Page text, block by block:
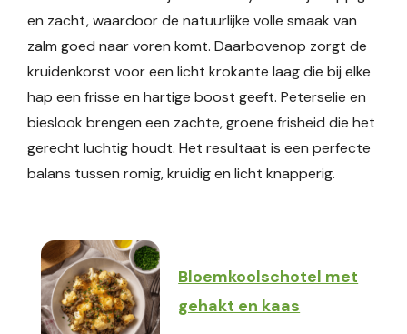
en zacht, waardoor de natuurlijke volle smaak van
zalm goed naar voren komt. Daarbovenop zorgt de
kruidenkorst voor een licht krokante laag die bij elke
hap een frisse en hartige boost geeft. Peterselie en
bieslook brengen een zachte, groene frisheid die het
gerecht luchtig houdt. Het resultaat is een perfecte
balans tussen romig, kruidig en licht knapperig.
Bloemkoolschotel met
gehakt en kaas